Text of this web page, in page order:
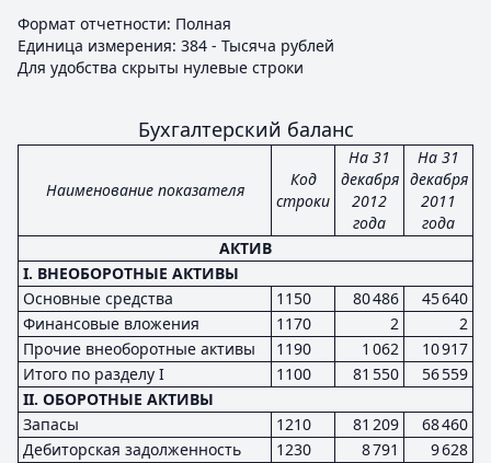
Формат отчетности: Полная
Единица измерения: 384 - Тысяча рублей
Для удобства скрыты нулевые строки
Бухгалтерский баланс
Наименование показателя
Код
строки
На 31
декабря
2012
года
На 31
декабря
2011
года
АКТИВ
I. ВНЕОБОРОТНЫЕ АКТИВЫ
Основные средства
1150 80 486
45 640
Финансовые вложения
1170 2
2
Прочие внеоборотные активы
1190 1 062
10 917
Итого по разделу I
1100 81 550
56 559
II. ОБОРОТНЫЕ АКТИВЫ
Запасы
1210 81 209
68 460
Дебиторская задолженность
1230 8 791
9 628